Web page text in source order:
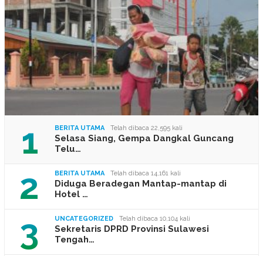
1 BERITA UTAMA Telah dibaca 22,595 kali
Selasa Siang, Gempa Dangkal Guncang
Telu…
2 BERITA UTAMA Telah dibaca 14,161 kali
Diduga Beradegan Mantap-mantap di
Hotel …
3 UNCATEGORIZED Telah dibaca 10,104 kali
Sekretaris DPRD Provinsi Sulawesi
Tengah…